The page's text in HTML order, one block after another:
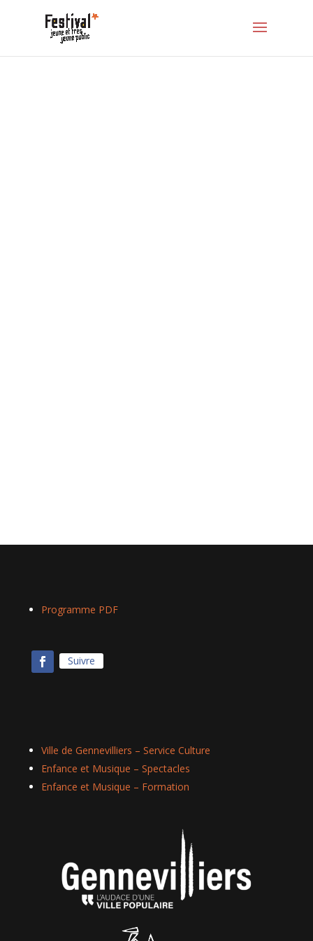
Programme PDF
Suivre
Ville de Gennevilliers – Service Culture
Enfance et Musique – Spectacles
Enfance et Musique – Formation